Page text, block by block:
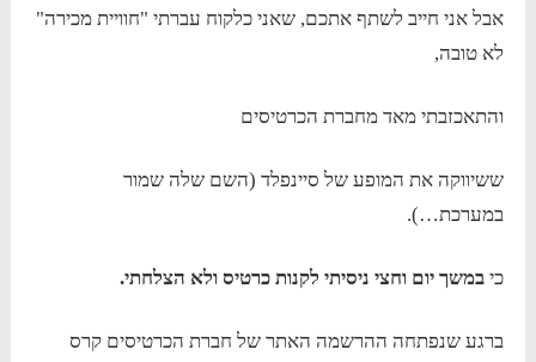
אבל אני חייב לשתף אתכם, שאני כלקוח עברתי "חוויית מכירה"
לא טובה,
והתאכזבתי מאד מחברת הכרטיסים
ששיווקה את המופע של סיינפלד (השם שלה שמור
במערכת…).
כיבמשך יום וחצי ניסיתי לקנות כרטיס ולא הצלחתי.
ברגע שנפתחה ההרשמה האתר של חברת הכרטיסים קרס